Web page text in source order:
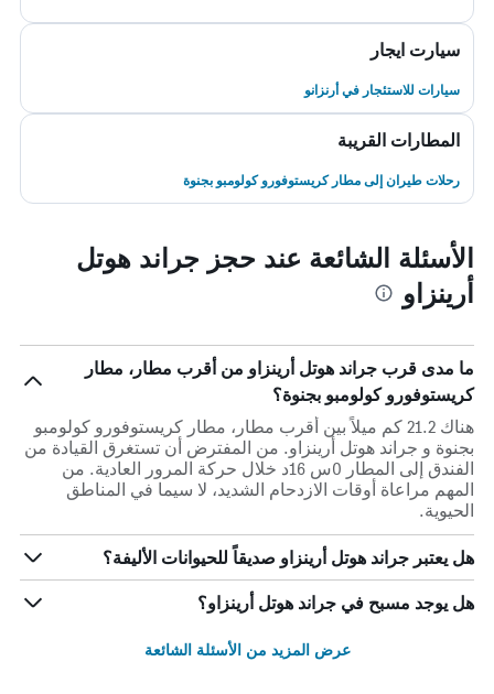
سيارت ايجار
سيارات للاستئجار في أرنزانو
المطارات القريبة
رحلات طيران إلى مطار كريستوفورو كولومبو بجنوة
الأسئلة الشائعة عند حجز جراند هوتل
أرينزاو
ما مدى قرب جراند هوتل أرينزاو من أقرب مطار، مطار
كريستوفورو كولومبو بجنوة؟
هناك 21.2 كم ميلاً بين أقرب مطار، مطار كريستوفورو كولومبو
بجنوة و جراند هوتل أرينزاو. من المفترض أن تستغرق القيادة من
الفندق إلى المطار 0س 16د خلال حركة المرور العادية. من
المهم مراعاة أوقات الازدحام الشديد، لا سيما في المناطق
الحيوية.
هل يعتبر جراند هوتل أرينزاو صديقاً للحيوانات الأليفة؟
هل يوجد مسبح في جراند هوتل أرينزاو؟
عرض المزيد من الأسئلة الشائعة